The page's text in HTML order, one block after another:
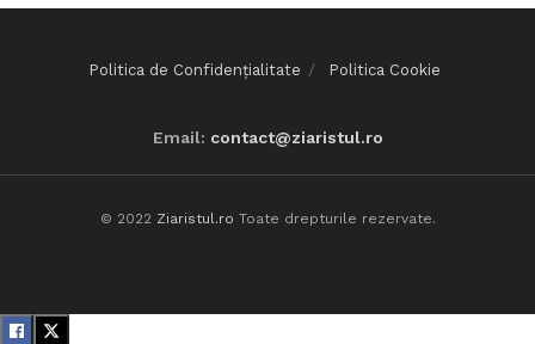
Politica de Confidențialitate Politica Cookie
Email: contact@ziaristul.ro
© 2022 Ziaristul.ro Toate drepturile rezervate.